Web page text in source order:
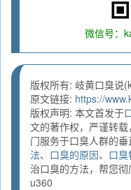
微信号：
版权所有: 岐黄口臭说
原文链接: https://
版权声明: 本文首发于
文的著作权，严谨转
门服务于口臭人群的
法、 口臭的原因、 口
治口臭的方法，帮您
u360